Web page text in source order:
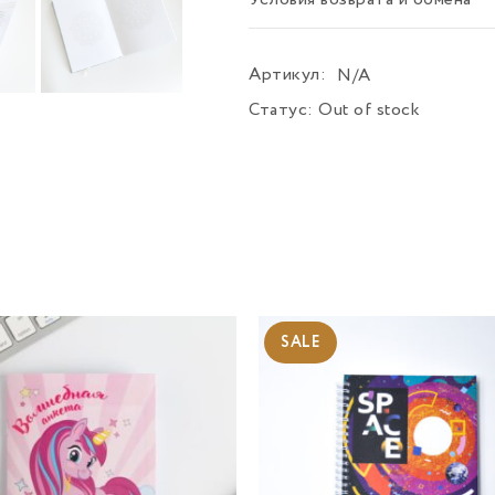
Артикул:
N/A
Статус: Out of stock
SALE